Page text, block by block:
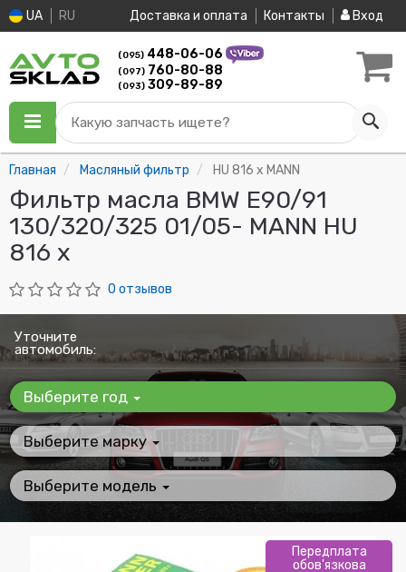
UA RU Доставка и оплата Контакты Вход
(095) 448-06-06
(097) 760-80-88
(093) 309-89-89
Какую запчасть ищете?
Главная Масляный фильтр HU 816 x MANN
Фильтр масла BMW E90/91
130/320/325 01/05- MANN HU
816 x
0 отзывов
Уточните
автомобиль:
Выберите год
Выберите марку
Выберите модель
Передплата
обов'язкова